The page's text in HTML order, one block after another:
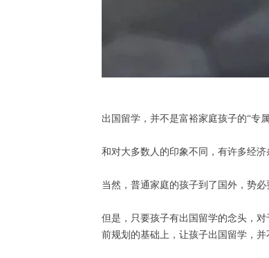
出国留学，并不是富裕家庭孩子的“专属
和对大多数人的印象不同，有许多经
当然，普通家庭的孩子到了国外，势
但是，只要孩子有出国留学的念头，
前规划的基础上，让孩子出国留学，并